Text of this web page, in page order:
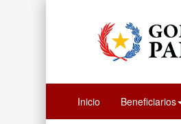
Inicio Beneficiarios